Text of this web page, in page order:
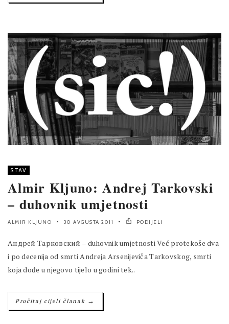
STAV
Almir Kljuno: Andrej Tarkovski
– duhovnik umjetnosti
ALMIR KLJUNO 30 AVGUSTA 2011 PODIJELI
Андрей Тарковский – duhovnik umjetnosti Već protekoše dva
i po decenija od smrti Andreja Arsenijeviča Tarkovskog, smrti
koja dođe u njegovo tijelo u godini tek..
Pročitaj cijeli članak →